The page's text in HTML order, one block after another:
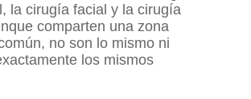
la cirugía facial y la cirugía
comparten una zona
no son lo mismo ni
los mismos